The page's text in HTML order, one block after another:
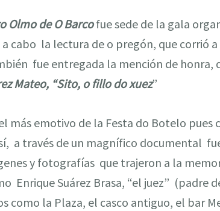
Olmo de O Barcofue sede de la gala
a cabo la lectura de o pregón, que corrió
fue entregada la mención de honra,
Mateo, “Sito, o fillo do xuez”
más emotivo de la Festa do Botelo
a través de un magnífico documental
y fotografías que trajeron a la
Enrique Suárez Brasa, “el juez” (padre
como la Plaza, el casco antiguo, el bar